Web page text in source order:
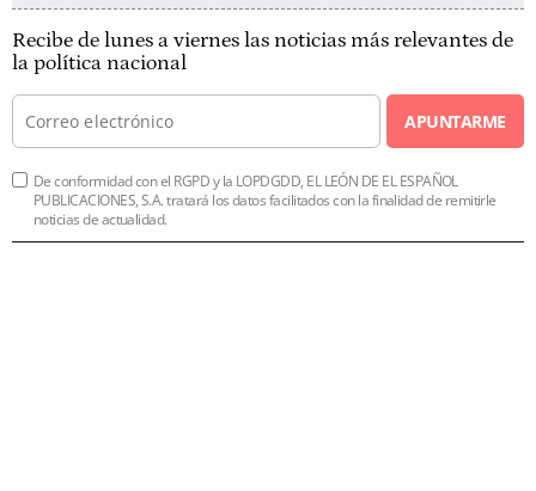
Recibe de lunes a viernes las noticias más relevantes de
la política nacional
APUNTARME
De conformidad con el RGPD y la LOPDGDD, EL LEÓN DE EL ESPAÑOL
PUBLICACIONES, S.A. tratará los datos facilitados con la finalidad de remitirle
noticias de actualidad.